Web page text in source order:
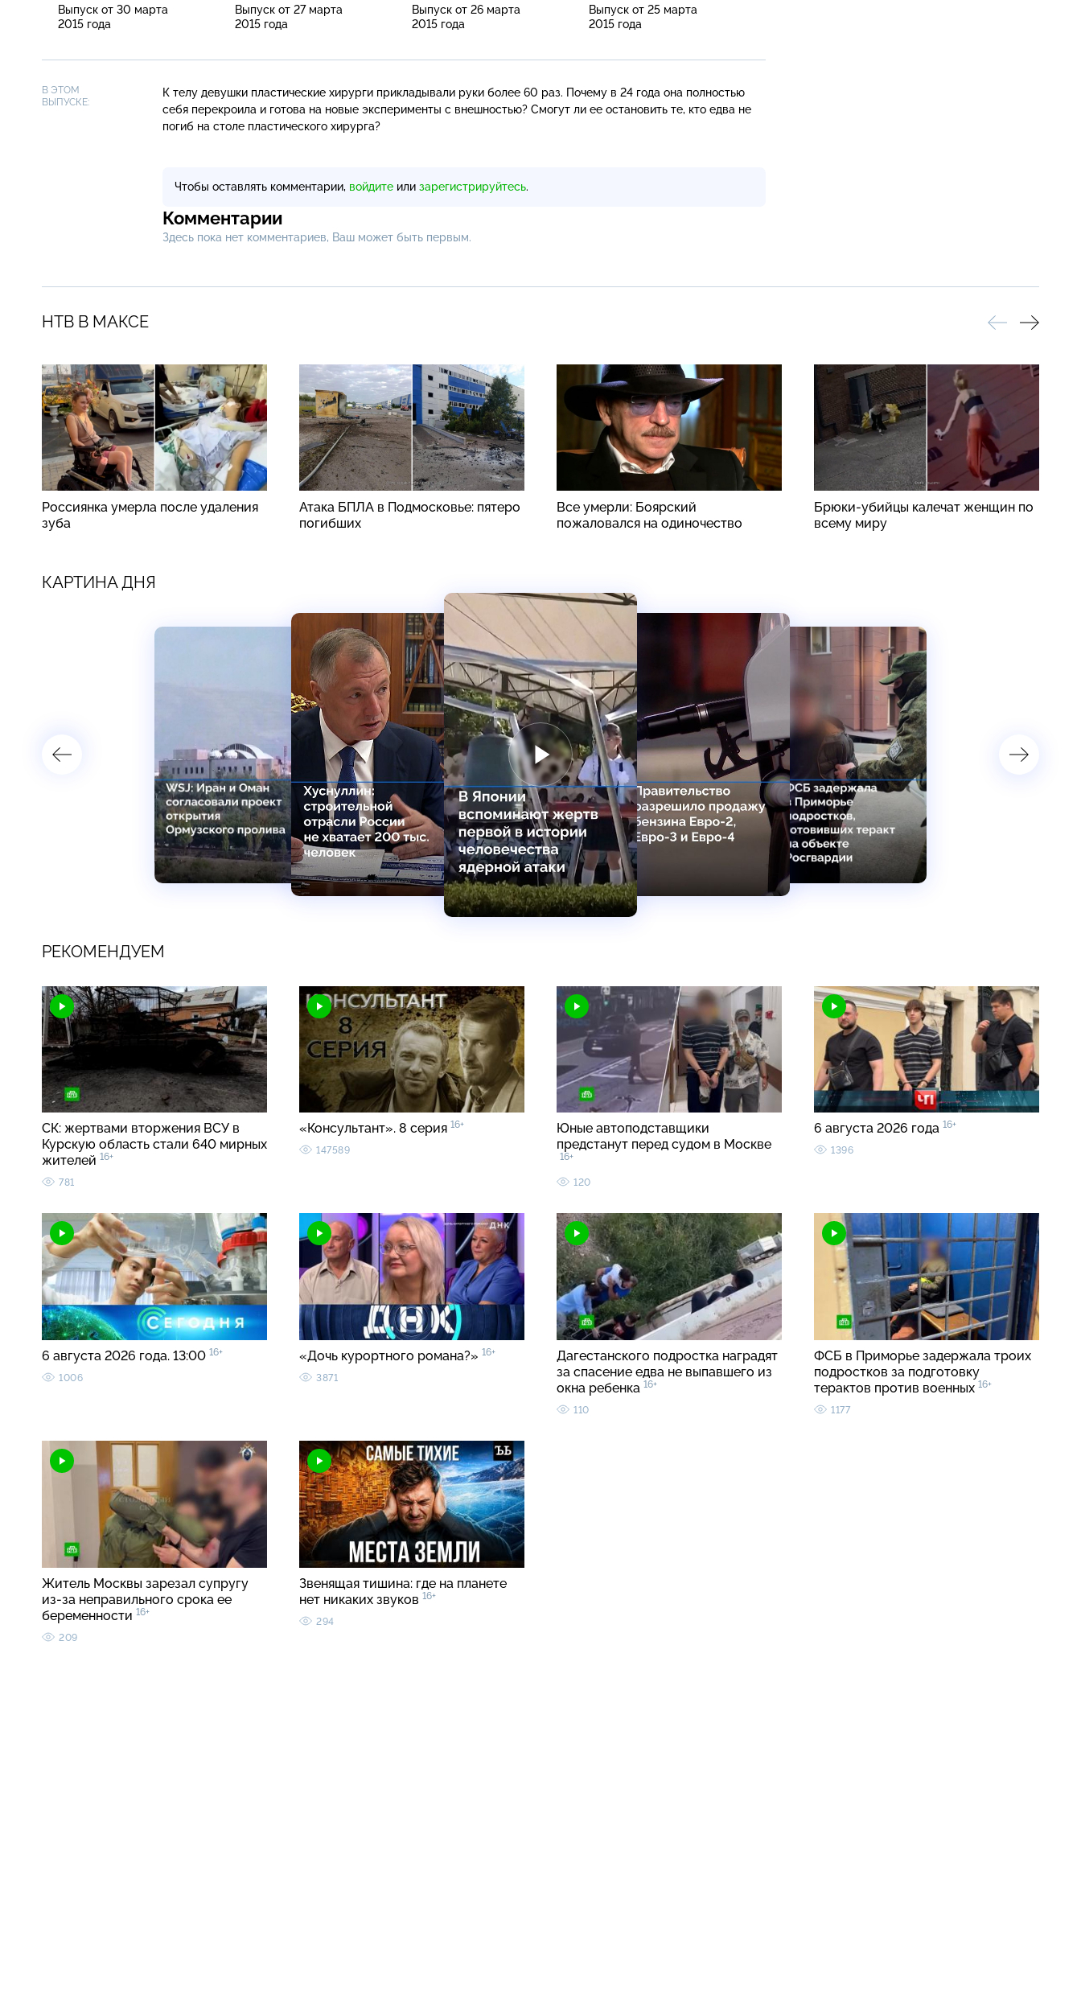
Выпуск от 30 марта
2015 года
Выпуск от 27 марта
2015 года
Выпуск от 26 марта
2015 года
Выпуск от 25 марта
2015 года
В ЭТОМ
ВЫПУСКЕ:
К телу девушки пластические хирурги прикладывали руки более 60 раз. Почему в 24 года она полностью
себя перекроила и готова на новые эксперименты с внешностью? Смогут ли ее остановить те, кто едва не
погиб на столе пластического хирурга?
Чтобы оставлять комментарии, войдите или зарегистрируйтесь.
Комментарии
Здесь пока нет комментариев, Ваш может быть первым.
НТВ В МАКСЕ
Россиянка умерла после удаления
зуба
Атака БПЛА в Подмосковье: пятеро
погибших
Все умерли: Боярский
пожаловался на одиночество
Брюки-убийцы калечат женщин по
всему миру
КАРТИНА ДНЯ
РЕКОМЕНДУЕМ
СК: жертвами вторжения ВСУ в
Курскую область стали 640 мирных
жителей 16+
781
«Консультант». 8 серия 16+
147589
Юные автоподставщики
предстанут перед судом в Москве
16+
120
6 августа 2026 года 16+
1396
6 августа 2026 года. 13:00 16+
1006
«Дочь курортного романа?» 16+
3871
Дагестанского подростка наградят
за спасение едва не выпавшего из
окна ребенка 16+
110
ФСБ в Приморье задержала троих
подростков за подготовку
терактов против военных 16+
1177
Житель Москвы зарезал супругу
из-за неправильного срока ее
беременности 16+
209
Звенящая тишина: где на планете
нет никаких звуков 16+
294